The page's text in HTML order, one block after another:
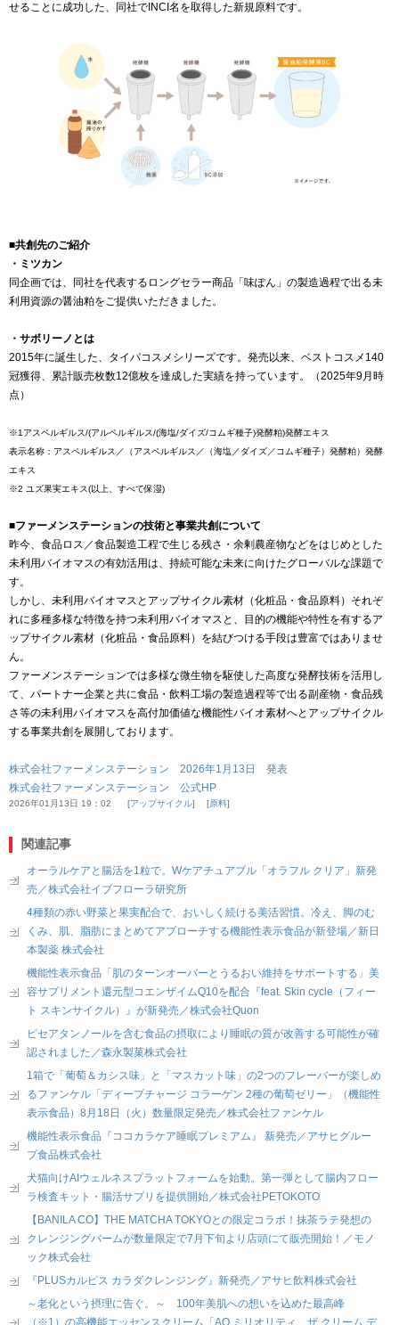
せることに成功した、同社でINCI名を取得した新規原料です。
■共創先のご紹介
・ミツカン
同企画では、同社を代表するロングセラー商品「味ぽん」の製造過程で出る未
利用資源の醤油粕をご提供いただきました。
・サボリーノとは
2015年に誕生した、タイパコスメシリーズです。発売以来、ベストコスメ140
冠獲得、累計販売枚数12億枚を達成した実績を持っています。（2025年9月時
点）
※1アスペルギルス/(アルペルギルス/(海塩/ダイズ/コムギ種子)発酵粕)発酵エキス
表示名称：アスペルギルス／（アスペルギルス／（海塩／ダイズ／コムギ種子）発酵粕）発酵
エキス
※2 ユズ果実エキス(以上、すべて保湿)
■ファーメンステーションの技術と事業共創について
昨今、食品ロス／食品製造工程で生じる残さ・余剰農産物などをはじめとした
未利用バイオマスの有効活用は、持続可能な未来に向けたグローバルな課題で
す。
しかし、未利用バイオマスとアップサイクル素材（化粧品・食品原料）それぞ
れに多種多様な特徴を持つ未利用バイオマスと、目的の機能や特性を有するア
ップサイクル素材（化粧品・食品原料）を結びつける手段は豊富ではありませ
ん。
ファーメンステーションでは多様な微生物を駆使した高度な発酵技術を活用し
て、パートナー企業と共に食品・飲料工場の製造過程等で出る副産物・食品残
さ等の未利用バイオマスを高付加価値な機能性バイオ素材へとアップサイクル
する事業共創を展開しております。
株式会社ファーメンステーション 2026年1月13日 発表
株式会社ファーメンステーション 公式HP
2026年01月13日 19：02 アップサイクル 原料
関連記事
オーラルケアと腸活を1粒で。Wケアチュアブル「オラフル クリア」新発
売／株式会社イブフローラ研究所
4種類の赤い野菜と果実配合で、おいしく続ける美活習慣。冷え、脚のむ
くみ、肌、脂肪にまとめてアプローチする機能性表示食品が新登場／新日
本製薬 株式会社
機能性表示食品「肌のターンオーバーとうるおい維持をサポートする」美
容サプリメント還元型コエンザイムQ10を配合『feat. Skin cycle（フィー
ト スキンサイクル）』が新発売／株式会社Quon
ピセアタンノールを含む食品の摂取により睡眠の質が改善する可能性が確
認されました／森永製菓株式会社
1箱で「葡萄＆カシス味」と「マスカット味」の2つのフレーバーが楽しめ
るファンケル「ディープチャージ コラーゲン 2種の葡萄ゼリー」（機能性
表示食品）8月18日（火）数量限定発売／株式会社ファンケル
機能性表示食品『ココカラケア睡眠プレミアム』 新発売／アサヒグルー
プ食品株式会社
犬猫向けAIウェルネスプラットフォームを始動。第一弾として腸内フロー
ラ検査キット・腸活サプリを提供開始／株式会社PETOKOTO
【BANILA CO】THE MATCHA TOKYOとの限定コラボ！抹茶ラテ発想の
クレンジングバームが数量限定で7月下旬より店頭にて販売開始！／モノ
ック株式会社
『PLUSカルピス カラダクレンジング』新発売／アサヒ飲料株式会社
～老化という摂理に告ぐ。～ 100年美肌への想いを込めた最高峰